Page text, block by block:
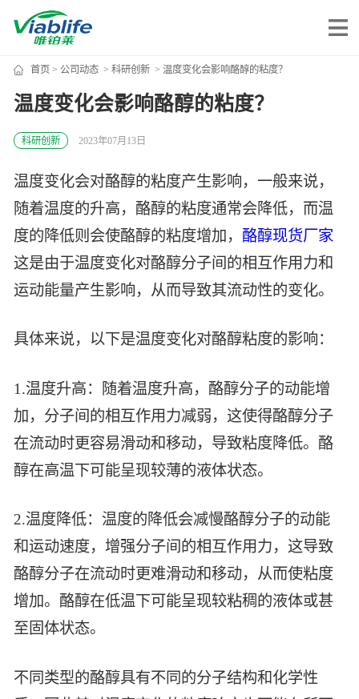
唯铂莱
公司介绍
公司动态
加入我们
唯产品
健康食品
生物基新材料
生物制药
其他
唯创新
高通量骐骥平台
鸿鹄实验室
唯责任
社会责任
联系我们
首页 > 公司动态> 科研创新> 温度变化会影响酪醇的粘度？
温度变化会影响酪醇的粘度？
科研创新 2023年07月13日
温度变化会对酪醇的粘度产生影响，一般来说，
随着温度的升高，酪醇的粘度通常会降低，而温
度的降低则会使酪醇的粘度增加， 酪醇现货厂家
这是由于温度变化对酪醇分子间的相互作用力和
运动能量产生影响，从而导致其流动性的变化。
具体来说，以下是温度变化对酪醇粘度的影响：
1.温度升高：随着温度升高，酪醇分子的动能增
加，分子间的相互作用力减弱，这使得酪醇分子
在流动时更容易滑动和移动，导致粘度降低。酪
醇在高温下可能呈现较薄的液体状态。
2.温度降低：温度的降低会减慢酪醇分子的动能
和运动速度，增强分子间的相互作用力，这导致
酪醇分子在流动时更难滑动和移动，从而使粘度
增加。酪醇在低温下可能呈现较粘稠的液体或甚
至固体状态。
不同类型的酪醇具有不同的分子结构和化学性